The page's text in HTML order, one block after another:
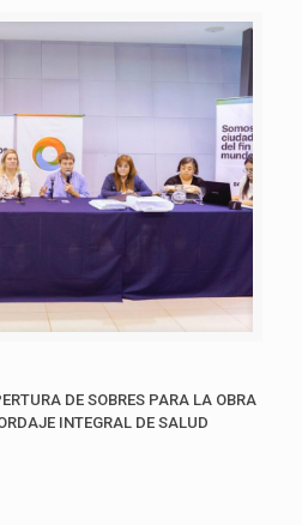
DE SOBRES PARA LA OBRA
INTEGRAL DE SALUD